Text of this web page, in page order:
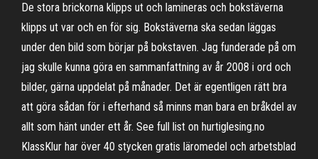
De stora brickorna klipps ut och lamineras och bokstäverna
klipps ut var och en för sig. Bokstäverna ska sedan läggas
under den bild som börjar på bokstaven. Jag funderade på om
jag skulle kunna göra en sammanfattning av år 2008 i ord och
bilder, gärna uppdelat på månader. Det är egentligen rätt bra
att göra sådan för i efterhand så minns man bara en bråkdel av
allt som hänt under ett år. See full list on hurtiglesing.no
KlassKlur har över 40 stycken gratis läromedel och arbetsblad